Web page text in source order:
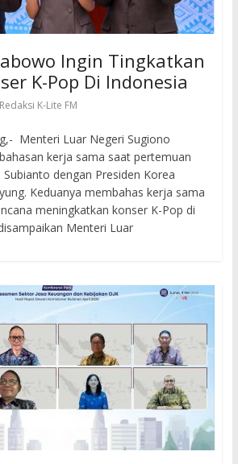
Ingin Tingkatkan
K-Pop Di Indonesia
Redaksi K-Lite FM
Menteri Luar Negeri Sugiono
kerja sama saat pertemuan
dengan Presiden Korea
Keduanya membahas kerja sama
meningkatkan konser K-Pop di
Menteri Luar